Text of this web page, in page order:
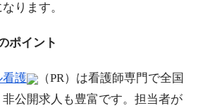
ります。
ポイント
看護
（PR）は看護師専門で全国
公開求人も豊富です。担当者が